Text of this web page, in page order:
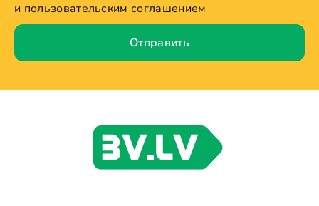
и пользовательским соглашением
Отправить